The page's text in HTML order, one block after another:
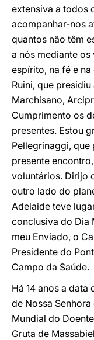
extensiva a todos
acompanhar-nos
quantos não têm
a nós mediante
espírito, na fé e
Ruini, que
Marchisano,
Cumprimento os
presentes. Estou
Pellegrinaggi,
presente
voluntários. Dirijo
outro lado do
Adelaide teve
conclusiva do Dia
meu Enviado, o
Presidente do
Campo da Saúde.
Há 14 anos a data
de Nossa
Mundial do
Gruta de